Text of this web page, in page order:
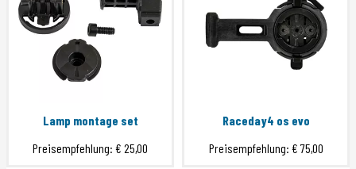
Lamp montage set
Preisempfehlung: € 25,00
Raceday4 os evo
Preisempfehlung: € 75,00